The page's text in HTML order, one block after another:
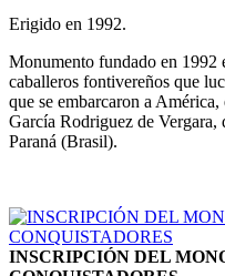
Erigido en 1992.
Monumento fundado en 1992
caballeros fontivereños que
que se embarcaron a
García Rodriguez de
Paraná (Brasil).
INSCRIPCIÓN DEL